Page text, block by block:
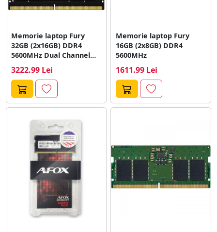
Memorie laptop Fury
32GB (2x16GB) DDR4
5600MHz Dual Channel
3222.99 Lei
Memorie laptop Fury
16GB (2x8GB) DDR4
5600MHz
1611.99 Lei